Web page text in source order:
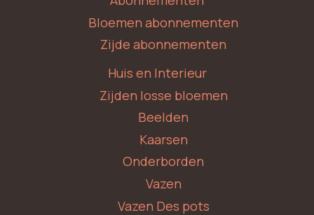
Bloemen abonnementen
Zijde abonnementen
Huis en Interieur
Zijden losse bloemen
Beelden
Kaarsen
Onderborden
Vazen
Vazen Des pots